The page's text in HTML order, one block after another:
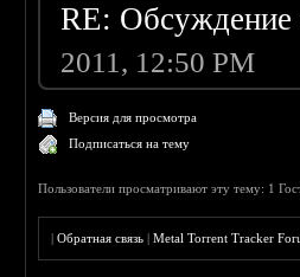
RE: Обсуждение
2011, 12:50 PM
Версия для просмотра
Подписаться на тему
Пользователи просматривают эту тему: 1
|Обратная связь |Metal Torrent Tracker